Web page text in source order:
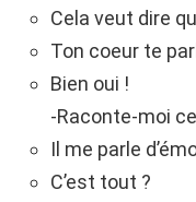
Cela veut dire
Ton coeur te
Bien oui !
-Raconte-moi
Il me parle
C’est tout ?